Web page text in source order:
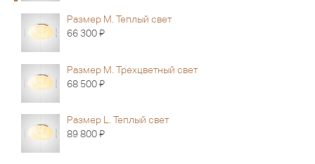
Размер M. Теплый свет
66 300Я
Размер M. Трехцветный свет
68 500Я
Размер L. Теплый свет
89 800Я